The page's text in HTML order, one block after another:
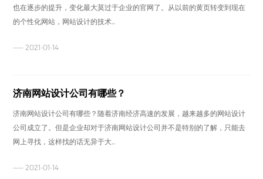
也在逐步的提升，变化最大莫过于企业的官网了。从以前的黄页转变到现在
的个性化网站，网站设计的技术...
—— 2021-01-14
济南网站设计公司有哪些？
济南网站设计公司有哪些？随着济南经济高速的发展，越来越多的网站设计
公司成立了。但是企业却对于济南网站设计公司并不是特别的了解，只能去
网上寻找，这样找的话无异于大...
—— 2021-01-14